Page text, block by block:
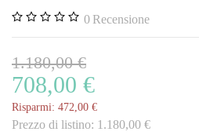
0 Recensione
1.180,00 €
708,00 €
Risparmi: 472,00 €
Prezzo di listino: 1.180,00 €